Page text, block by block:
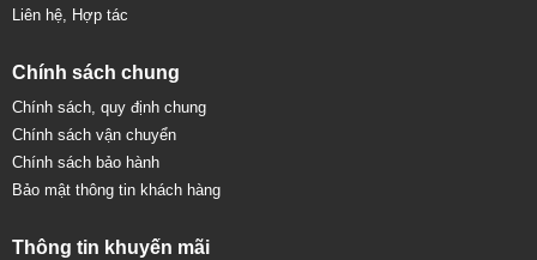
Liên hệ, Hợp tác
Chính sách chung
Chính sách, quy định chung
Chính sách vận chuyển
Chính sách bảo hành
Bảo mật thông tin khách hàng
Thông tin khuyến mãi